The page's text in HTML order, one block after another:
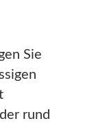
Sie
rund